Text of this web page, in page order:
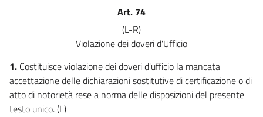
TRASMISSIONE DI DOCUMENTI
16
17
Art. 74
(L-R)
Violazione dei doveri d'Ufficio
1. Costituisce violazione dei doveri d'ufficio la mancata
accettazione delle dichiarazioni sostitutive di certificazione o di
atto di notorietà rese a norma delle disposizioni del presente
testo unico. (L)